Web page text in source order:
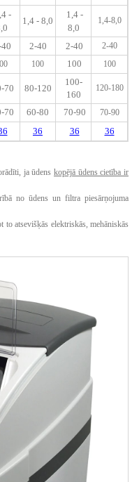
-
1,4 - 8,0
1,4 -
8,0
1,4-8,0
2-40 2-40 2-40
100 100 100
70 80-120
100-
160
120-180
70 60-80 70-90 70-90
36 36 36
ja ūdens kopējā ūdens cietība ir
no ūdens un filtra piesārņojuma
to atsevišķās elektriskās, mehāniskās